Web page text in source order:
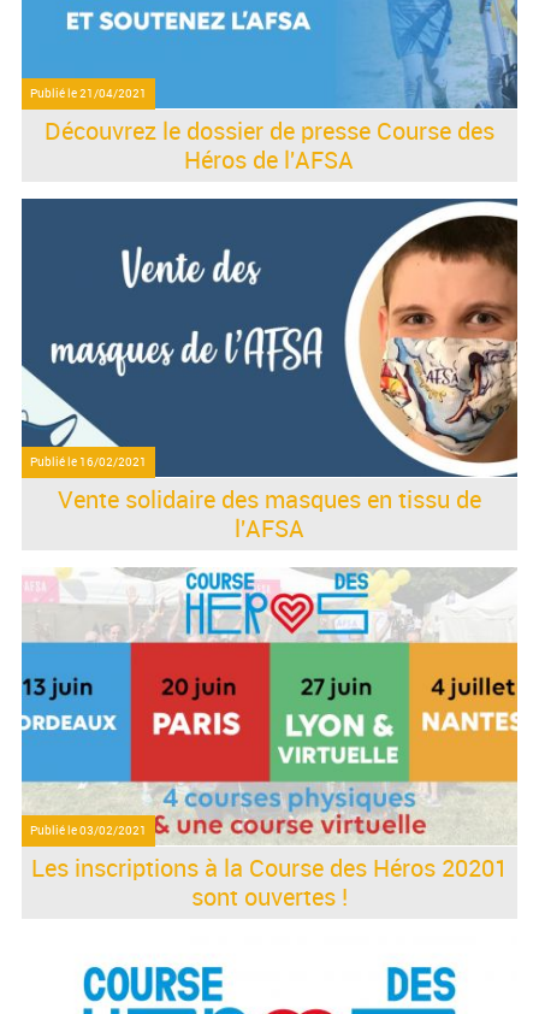
Publié le21/04/2021
Découvrez le dossier de presse Course des
Héros de l'AFSA
Publié le 16/02/2021
Vente solidaire des masques en tissu de
l'AFSA
Publié le03/02/2021
Les inscriptions à la Course des Héros 20201
sont ouvertes !